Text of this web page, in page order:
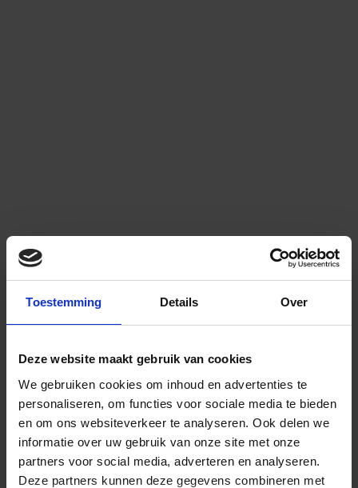
Toestemming Details Over
Deze website maakt gebruik van cookies
We gebruiken cookies om inhoud en advertenties te
personaliseren, om functies voor sociale media te bieden
en om ons websiteverkeer te analyseren. Ook delen we
informatie over uw gebruik van onze site met onze
partners voor social media, adverteren en analyseren.
Deze partners kunnen deze gegevens combineren met